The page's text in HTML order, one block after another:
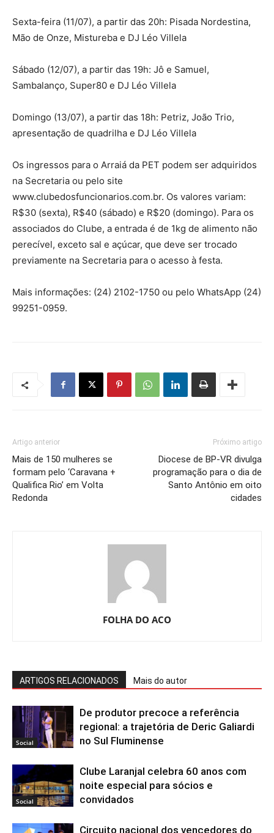
Sexta-feira (11/07), a partir das 20h: Pisada Nordestina,
Mão de Onze, Mistureba e DJ Léo Villela
Sábado (12/07), a partir das 19h: Jô e Samuel,
Sambalanço, Super80 e DJ Léo Villela
Domingo (13/07), a partir das 18h: Petriz, João Trio,
apresentação de quadrilha e DJ Léo Villela
Os ingressos para o Arraiá da PET podem ser adquiridos
na Secretaria ou pelo site
www.clubedosfuncionarios.com.br. Os valores variam:
R$30 (sexta), R$40 (sábado) e R$20 (domingo). Para os
associados do Clube, a entrada é de 1kg de alimento não
perecível, exceto sal e açúcar, que deve ser trocado
previamente na Secretaria para o acesso à festa.
Mais informações: (24) 2102-1750 ou pelo WhatsApp (24)
99251-0959.
Artigo anterior
Mais de 150 mulheres se
formam pelo ‘Caravana +
Qualifica Rio’ em Volta
Redonda
Próximo artigo
Diocese de BP-VR divulga
programação para o dia de
Santo Antônio em oito
cidades
FOLHA DO ACO
ARTIGOS RELACIONADOS Mais do autor
Social
De produtor precoce a referência
regional: a trajetória de Deric Galiardi
no Sul Fluminense
Social
Clube Laranjal celebra 60 anos com
noite especial para sócios e
convidados
Circuito nacional dos vencedores do